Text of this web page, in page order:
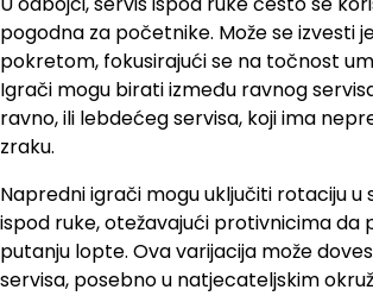
pogodna za početnike. Može se izvesti
pokretom, fokusirajući se na točnost
Igrači mogu birati između ravnog
ravno, ili lebdećeg servisa, koji ima
zraku.
Napredni igrači mogu uključiti rotaciju u
ispod ruke, otežavajući protivnicima da
putanju lopte. Ova varijacija može
servisa, posebno u natjecateljskim